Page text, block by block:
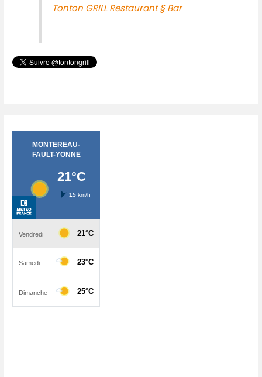
Tonton GRILL Restaurant § Bar